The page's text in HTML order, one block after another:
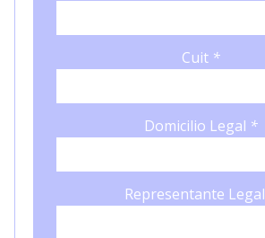
Cuit *
Domicilio Legal *
Representante Legal